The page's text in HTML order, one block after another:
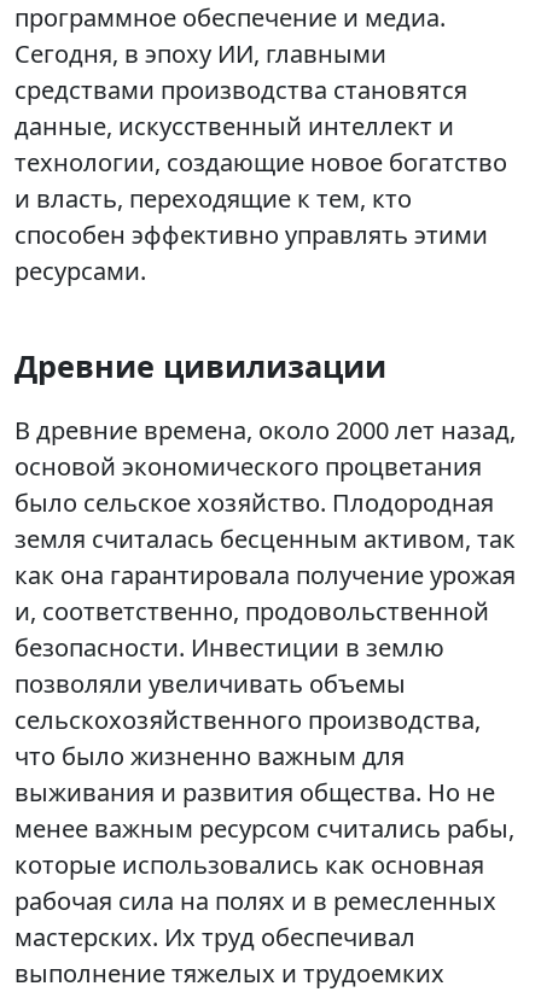
программное обеспечение и медиа.
Сегодня, в эпоху ИИ, главными
средствами производства становятся
данные, искусственный интеллект и
технологии, создающие новое богатство
и власть, переходящие к тем, кто
способен эффективно управлять этими
ресурсами.
Древние цивилизации
В древние времена, около 2000 лет назад,
основой экономического процветания
было сельское хозяйство. Плодородная
земля считалась бесценным активом, так
как она гарантировала получение урожая
и, соответственно, продовольственной
безопасности. Инвестиции в землю
позволяли увеличивать объемы
сельскохозяйственного производства,
что было жизненно важным для
выживания и развития общества. Но не
менее важным ресурсом считались рабы,
которые использовались как основная
рабочая сила на полях и в ремесленных
мастерских. Их труд обеспечивал
выполнение тяжелых и трудоемких